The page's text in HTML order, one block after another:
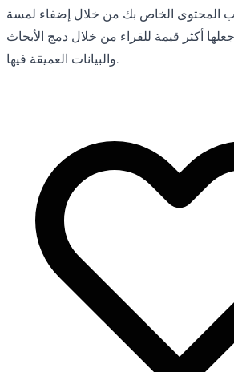
المحتوى الخاص بك من خلال إضفاء لمسة
أكثر قيمة للقراء من خلال دمج الأبحاث
والبيانات العميقة فيها.